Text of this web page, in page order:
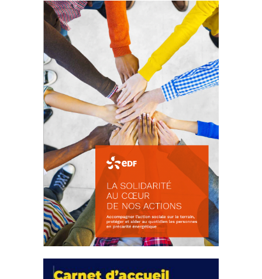
La prévention des conflits
d’intérêts
18 septembre 2023
FEUILLETER
actions